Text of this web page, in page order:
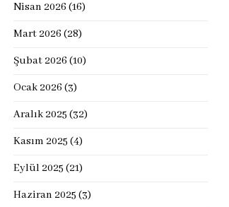
Nisan 2026 (16)
Mart 2026 (28)
Şubat 2026 (10)
Ocak 2026 (3)
Aralık 2025 (32)
Kasım 2025 (4)
Eylül 2025 (21)
Haziran 2025 (3)